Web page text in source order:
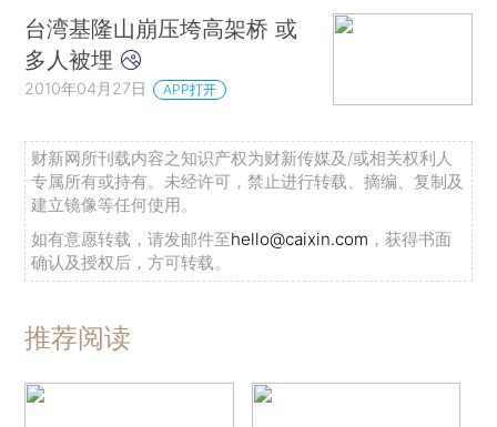
台湾基隆山崩压垮高架桥 或
多人被埋
2010年04月27日 APP打开
财新网所刊载内容之知识产权为财新传媒及/或相关权利人
专属所有或持有。未经许可，禁止进行转载、摘编、复制及
建立镜像等任何使用。
如有意愿转载，请发邮件至hello@caixin.com ，获得书面
确认及授权后，方可转载。
推荐阅读